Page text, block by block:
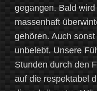
gegangen. Bald
massenhaft
gehören. Auch
unbelebt. Unsere
Stunden durch den
auf die respektabel